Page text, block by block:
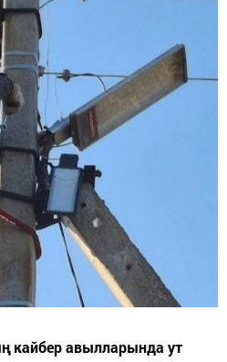
кайбер авылларында ут